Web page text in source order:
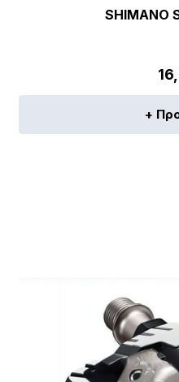
SHIMANO
+